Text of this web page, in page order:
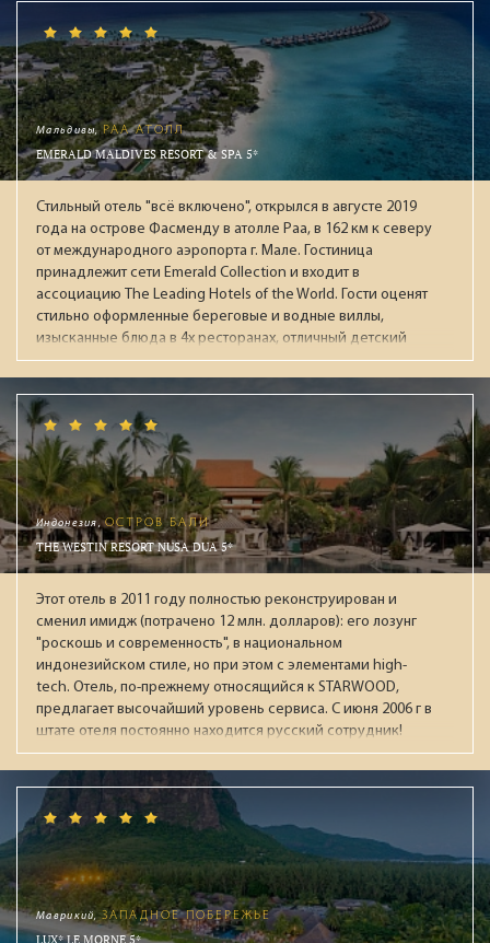
зона (Kids & Junior Club), круглосуточный зал ожидания при
раннем заезде / позднем выезде. В течении дня работает
анимационная команда, а по вечерам проходят
театрализованные представления с приглашенными
артистами. В "Ультра Всё включено" входят брендовые
напитки мировых производителей: виски, коньяки,
мартини, водка, джины, ромы и ликеры. На пляже целый
день мороженное, вафли, фрукты. За номерами
взыскательной публики.
Мальдивы,РАА АТОЛЛ
EMERALD MALDIVES RESORT & SPA 5*
Стильный отель "всё включено", открылся в августе 2019
года на острове Фасменду в атолле Раа, в 162 км к северу
от международного аэропорта г. Мале. Гостиница
принадлежит сети Emerald Collection и входит в
ассоциацию The Leading Hotels of the World. Гости оценят
стильно оформленные береговые и водные виллы,
изысканные блюда в 4х ресторанах, отличный детский
клуб с большой территорией, широкие возможности для
активного отдыха, хороший песчаный пляж и живой
красивый риф.
Индонезия,ОСТРОВ БАЛИ
THE WESTIN RESORT NUSA DUA 5*
Этот отель в 2011 году полностью реконструирован и
сменил имидж (потрачено 12 млн. долларов): его лозунг
"роскошь и современность", в национальном
индонезийском стиле, но при этом с элементами high-
tech. Отель, по-прежнему относящийся к STARWOOD,
предлагает высочайший уровень сервиса. С июня 2006 г в
штате отеля постоянно находится русский сотрудник!
Маврикий,ЗАПАДНОЕ ПОБЕРЕЖЬЕ
LUX* LE MORNE 5*